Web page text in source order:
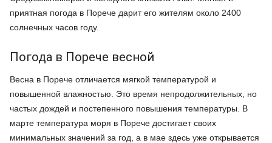
приятная погода в Порече дарит его жителям около 2400
солнечных часов году.
Погода в Порече весной
Весна в Порече отличается мягкой температурой и
повышенной влажностью. Это время непродолжительных, но
частых дождей и постепенного повышения температуры. В
марте температура моря в Порече достигает своих
минимальных значений за год, а в мае здесь уже открывается